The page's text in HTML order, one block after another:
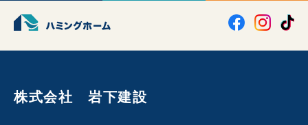
株式会社 岩下建設